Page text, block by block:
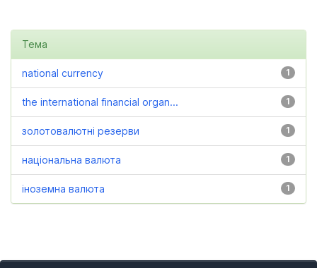
Тема
1
national currency
1
the international financial organ...
1
золотовалютні резерви
1
національна валюта
1
іноземна валюта